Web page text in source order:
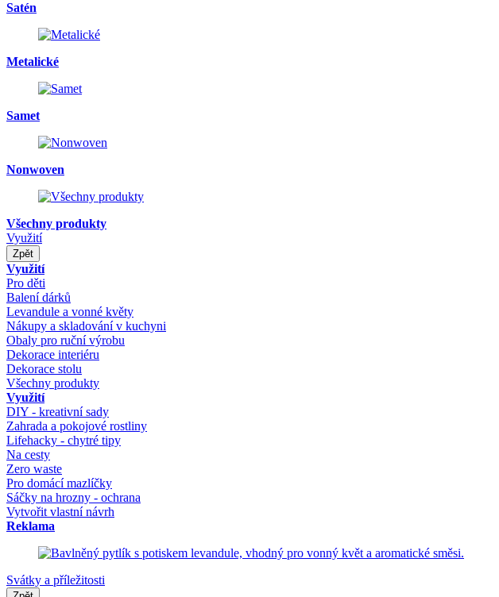
Satén
Metalické
Samet
Nonwoven
Všechny produkty
Využití
Zpět
Využití
Pro děti
Balení dárků
Levandule a vonné květy
Nákupy a skladování v kuchyni
Obaly pro ruční výrobu
Dekorace interiéru
Dekorace stolu
Všechny produkty
Využití
DIY - kreativní sady
Zahrada a pokojové rostliny
Lifehacky - chytré tipy
Na cesty
Zero waste
Pro domácí mazlíčky
Sáčky na hrozny - ochrana
Vytvořit vlastní návrh
Reklama
Svátky a příležitosti